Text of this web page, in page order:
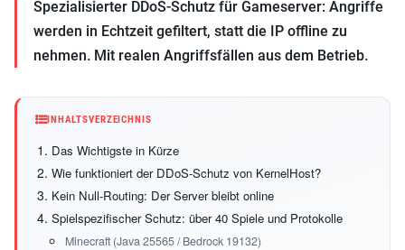
Spezialisierter DDoS-Schutz für Gameserver: Angriffe
werden in Echtzeit gefiltert, statt die IP offline zu
nehmen. Mit realen Angriffsfällen aus dem Betrieb.
INHALTSVERZEICHNIS
Das Wichtigste in Kürze
Wie funktioniert der DDoS-Schutz von KernelHost?
Kein Null-Routing: Der Server bleibt online
Spielspezifischer Schutz: über 40 Spiele und Protokolle
Minecraft (Java 25565 / Bedrock 19132)